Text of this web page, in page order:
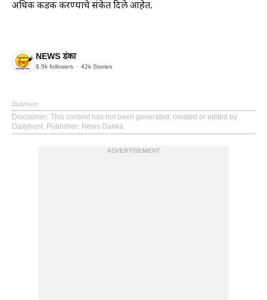
अधिक कडक करण्याचे संकेत दिले आहेत.
NEWS डंका
8.9k followers 42k Stories
Dailyhunt
Disclaimer: This content has not been generated, created or edited by
Dailyhunt. Publisher: News Danka
ADVERTISEMENT